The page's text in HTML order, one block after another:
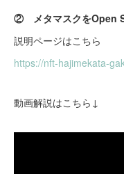
② メタマスクをOpen
説明ページはこちら
https://nft-hajimekata-
動画解説はこちら↓